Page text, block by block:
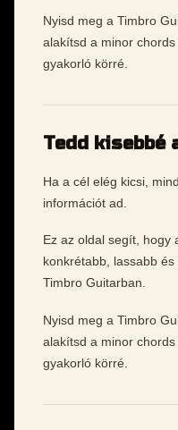
Nyisd meg a Timbro
alakítsd a minor
gyakorló körré.
Tedd kisebbé
Ha a cél elég kicsi,
információt ad.
Ez az oldal segít, hogy
konkrétabb, lassabb
Timbro Guitarban.
Nyisd meg a Timbro
alakítsd a minor
gyakorló körré.